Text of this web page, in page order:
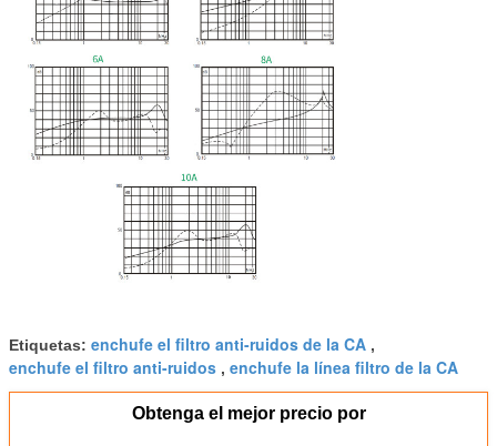
Etiquetas: enchufe el filtro anti-ruidos de la CA ,
enchufe el filtro anti-ruidos , enchufe la línea filtro de la CA
Obtenga el mejor precio por